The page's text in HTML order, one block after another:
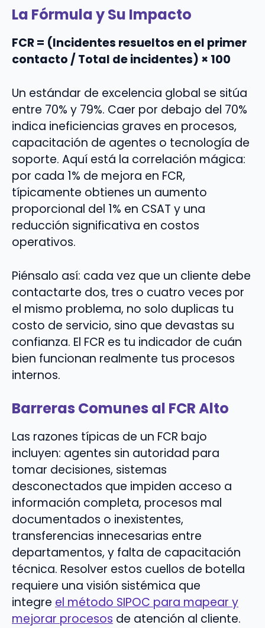
La Fórmula y Su Impacto
FCR = (Incidentes resueltos en el primer
contacto / Total de incidentes) × 100
Un estándar de excelencia global se sitúa
entre 70% y 79%. Caer por debajo del 70%
indica ineficiencias graves en procesos,
capacitación de agentes o tecnología de
soporte. Aquí está la correlación mágica:
por cada 1% de mejora en FCR,
típicamente obtienes un aumento
proporcional del 1% en CSAT y una
reducción significativa en costos
operativos.
Piénsalo así: cada vez que un cliente debe
contactarte dos, tres o cuatro veces por
el mismo problema, no solo duplicas tu
costo de servicio, sino que devastas su
confianza. El FCR es tu indicador de cuán
bien funcionan realmente tus procesos
internos.
Barreras Comunes al FCR Alto
Las razones típicas de un FCR bajo
incluyen: agentes sin autoridad para
tomar decisiones, sistemas
desconectados que impiden acceso a
información completa, procesos mal
documentados o inexistentes,
transferencias innecesarias entre
departamentos, y falta de capacitación
técnica. Resolver estos cuellos de botella
requiere una visión sistémica que
integre el método SIPOC para mapear y
mejorar procesos de atención al cliente.